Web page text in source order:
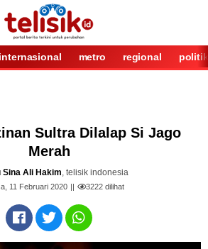
internasional metro regional politik
Sultra Dilalap Si Jago
Merah
Sina Ali Hakim, telisik indonesia
11 Februari 2020 3222dilihat